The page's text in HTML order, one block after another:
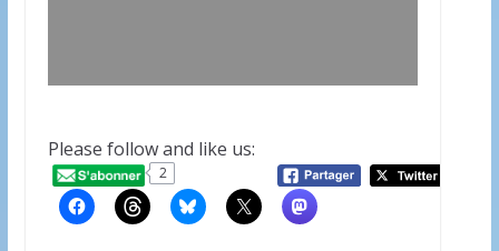
Please follow and like us:
2